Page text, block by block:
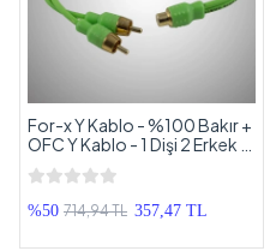
For-x Y Kablo - %100 Bakır +
OFC Y Kablo - 1 Dişi 2 Erkek Y
Kablo - 1 Adet
%50 714,94 TL 357,47 TL